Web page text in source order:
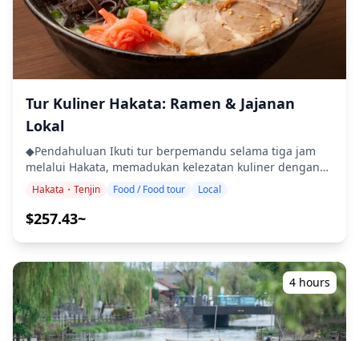
lainnya ・Sebagian besar wisatawan dapat
berpartisipasi ・Kami ingin mengetahui alergi makanan
atau persyaratan diet terlebih dahulu. Mohon tunjukkan
pada persyaratan khusus pada saat pemesanan. ・
Tur/aktivitas ini akan menampung maksimal 8
(https://assets.hldycdn.com/experiences/
![]
![]
(https://assets.hldycdn.com/experiences/
![]
![]
(https://assets.hldycdn.com/experiences/
penduduk setempat, bukan hanya harganya, tetapi rasa
yang menarik orang. 20 menit • Termasuk biaya masuk
・Distrik Perbelanjaan Nishijin Seorang koki yang
terlatih di Osaka menciptakan takoyaki unik yang
menarik pelanggan dari seluruh Fukuoka. Gulungan
telur khas mereka, diisi dengan mentaiko Fukuoka yang
terkenal, adalah suatu keharusan untuk dicoba.
Kepribadian ramah koki juga menambah daya tarik
restoran. 40 menit • Termasuk biaya masuk ・Distrik
Perbelanjaan Nishijin Benamkan diri Anda dalam
budaya bar berdiri Jepang yang mendalam. Nikmati sesi
minum sepuasnya selama satu jam yang menampilkan
minuman Jepang berkualitas seperti sake, shochu, bir,
dan highball, bersama dengan taco yang lezat. 1 jam •
Termasuk biaya masuk ・Fujisaki-machi Toko makanan
ini, yang bertempat di rumah tradisional berusia 100
tahun, adalah favorit di kalangan penduduk setempat
mulai dari siang hari. Cicipi sake lezat, terlibat dalam
percakapan dengan penduduk setempat, dan kagumi
keindahan arsitektur tradisional Jepang. 1 jam • Gratis
Tur Kuliner Hakata: Ramen & Jajanan
Lokal
◆Pendahuluan Ikuti tur berpemandu selama tiga jam
melalui Hakata, memadukan kelezatan kuliner dengan
landmark budaya. Mulai di Stasiun Hakata dengan sate
kulit ayam 72 jam yang terkenal di Hakata Guruguru
Torikawa. Kemudian, cicipi roti mentaiko unik di
Prancis. Kunjungi Kuil Kushida yang tenang, jantung
spiritual Hakata, dan nikmati ramen kaldu tulang babi
lembut yang terkenal di Hakataya Ramen. Selesai di
Mitsuya Seikaen Chaho, kedai teh bersejarah berusia
lebih dari 300 tahun, tempat Anda dapat menikmati teh
premium. Tur ini menawarkan gambaran yang kaya
Hakata・Tenjin Food / Food tour Local
$257.43~
4 hours